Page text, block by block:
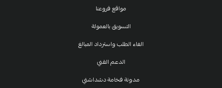
مواقع فروعنا
التسويق بالعمولة
الغاء الطلب واسترداد المبالغ
الدعم الفني
مدونة فخامة دشداشتي